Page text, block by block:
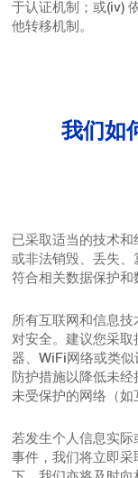
于认证机制；或(iv)
他转移机制。
我们如
已采取适当的技术
或非法销毁、丢失
符合相关数据保护和
所有互联网和信息
对安全。建议您采
器、WiFi网络或类
防护措施以降低未
未受保护的网络（如
若发生个人信息实
事件，我们将立即